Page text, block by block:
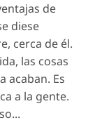
de
diese
cerca de él.
las cosas
acaban. Es
a la gente.